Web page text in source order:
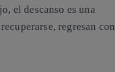
el descanso es una
regresan con